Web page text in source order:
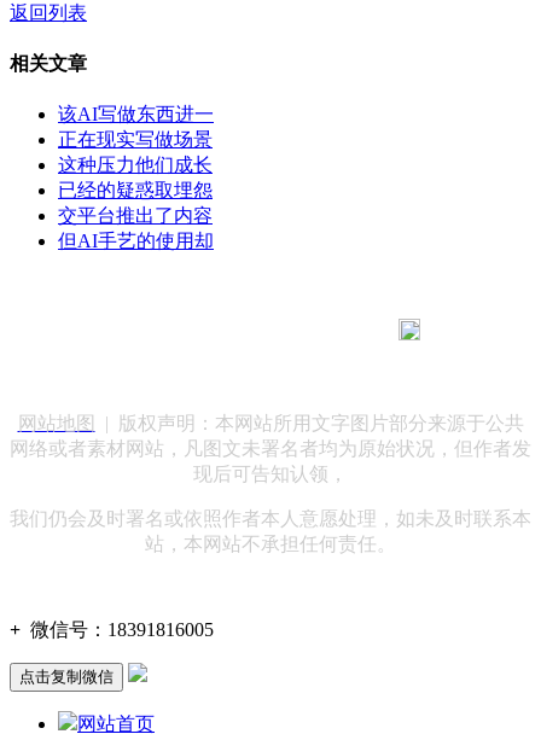
返回列表
相关文章
该AI写做东西进一
正在现实写做场景
这种压力他们成长
已经的疑惑取埋怨
交平台推出了内容
但AI手艺的使用却
网站地图
| 版权声明：本网站所用文字图片部分来源于公共
网络或者素材网站，凡图文未署名者均为原始状况，但作者发
现后可告知认领，
我们仍会及时署名或依照作者本人意愿处理，如未及时联系本
站，本网站不承担任何责任。
+ 微信号： 18391816005
点击复制微信
网站首页